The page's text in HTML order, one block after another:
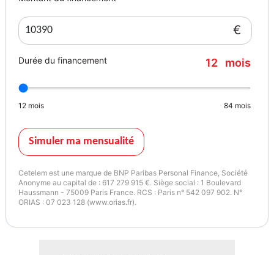
€
Durée du financement 12 mois
12 mois 84 mois
Simuler ma mensualité
Cetelem est une marque de BNP Paribas Personal Finance, Société
Anonyme au capital de : 617 279 915 €. Siège social : 1 Boulevard
Haussmann - 75009 Paris France. RCS : Paris n° 542 097 902. N°
ORIAS : 07 023 128 (www.orias.fr).